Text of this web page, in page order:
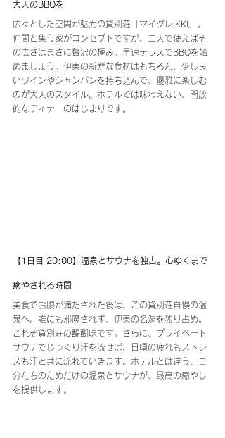
大人のBBQを
広々とした空間が魅力の貸別荘「マイグレIKKI」。
仲間と集う家がコンセプトですが、二人で使えばそ
の広さはまさに贅沢の極み。早速テラスでBBQを始
めましょう。伊東の新鮮な食材はもちろん、少し良
いワインやシャンパンを持ち込んで、優雅に楽しむ
のが大人のスタイル。ホテルでは味わえない、開放
的なディナーのはじまりです。
【1日目 20:00】温泉とサウナを独占。心ゆくまで
癒やされる時間
美食でお腹が満たされた後は、この貸別荘自慢の温
泉へ。誰にも邪魔されず、伊東の名湯を独り占め。
これぞ貸別荘の醍醐味です。さらに、プライベート
サウナでじっくり汗を流せば、日頃の疲れもストレ
スも汗と共に流れていきます。ホテルとは違う、自
分たちのためだけの温泉とサウナが、最高の癒やし
を提供します。